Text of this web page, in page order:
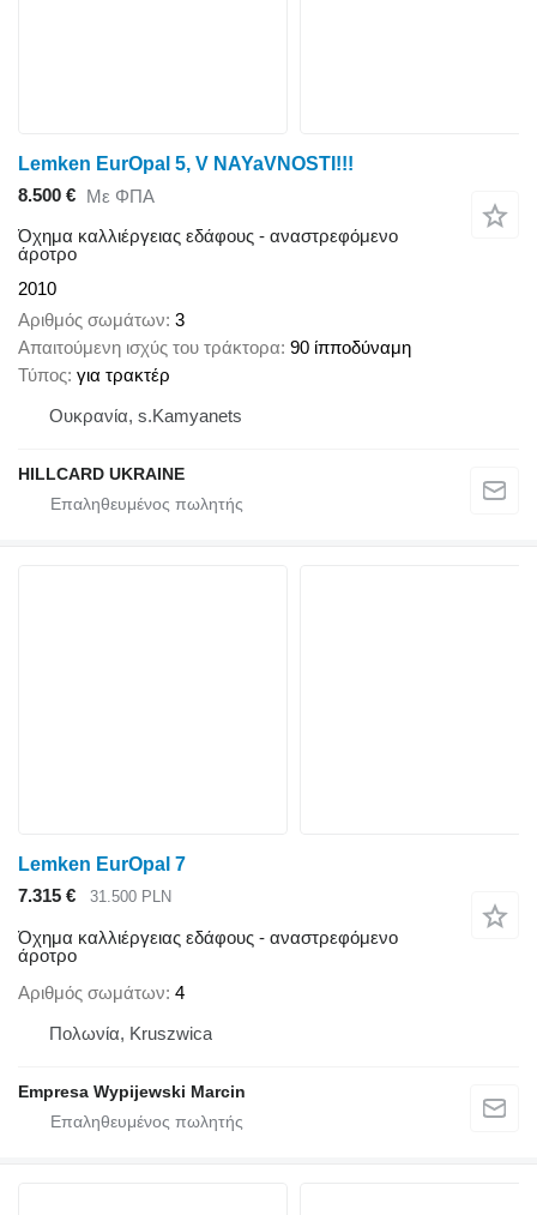
Lemken EurOpal 5, V NAYaVNOSTI!!!
8.500 €
Με ΦΠΑ
Όχημα καλλιέργειας εδάφους - αναστρεφόμενο
άροτρο
2010
Αριθμός σωμάτων 3
Απαιτούμενη ισχύς του τράκτορα 90 ίπποδύναμη
Τύπος για τρακτέρ
Ουκρανία, s.Kamyanets
HILLCARD UKRAINE
Lemken EurOpal 7
7.315 €
31.500 PLN
Όχημα καλλιέργειας εδάφους - αναστρεφόμενο
άροτρο
Αριθμός σωμάτων 4
Πολωνία, Kruszwica
Empresa Wypijewski Marcin